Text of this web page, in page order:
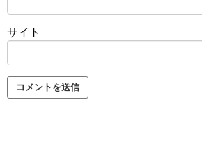
サイト